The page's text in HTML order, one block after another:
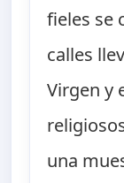
fieles se
calles
Virgen y
una